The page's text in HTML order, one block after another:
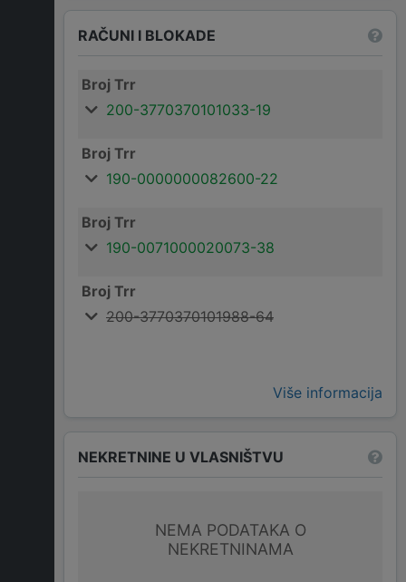
RAČUNI I BLOKADE
Broj Trr
200-3770370101033-19
Broj Trr
190-0000000082600-22
Broj Trr
190-0071000020073-38
Broj Trr
200-3770370101988-64
Više informacija
NEKRETNINE U VLASNIŠTVU
NEMA PODATAKA O
NEKRETNINAMA